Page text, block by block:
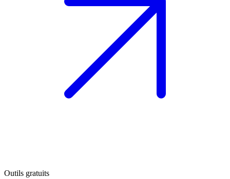
Outils gratuits